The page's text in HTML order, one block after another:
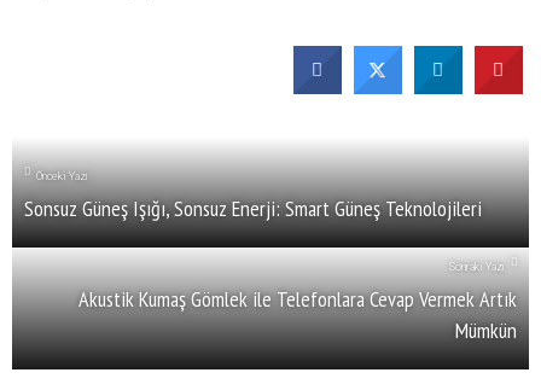
Önceki Yazı
Sonsuz Güneş Işığı, Sonsuz Enerji: Smart Güneş Teknolojileri
Sonraki Yazı
Akustik Kumaş Gömlek ile Telefonlara Cevap Vermek Artık
Mümkün